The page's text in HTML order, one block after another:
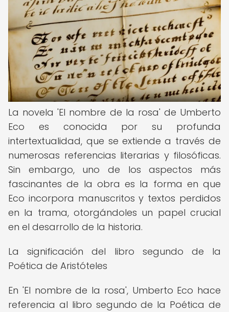
La novela 'El nombre de la rosa' de Umberto
Eco es conocida por su profunda
intertextualidad, que se extiende a través de
numerosas referencias literarias y filosóficas.
Sin embargo, uno de los aspectos más
fascinantes de la obra es la forma en que
Eco incorpora manuscritos y textos perdidos
en la trama, otorgándoles un papel crucial
en el desarrollo de la historia.
La significación del libro segundo de la
Poética de Aristóteles
En 'El nombre de la rosa', Umberto Eco hace
referencia al libro segundo de la Poética de